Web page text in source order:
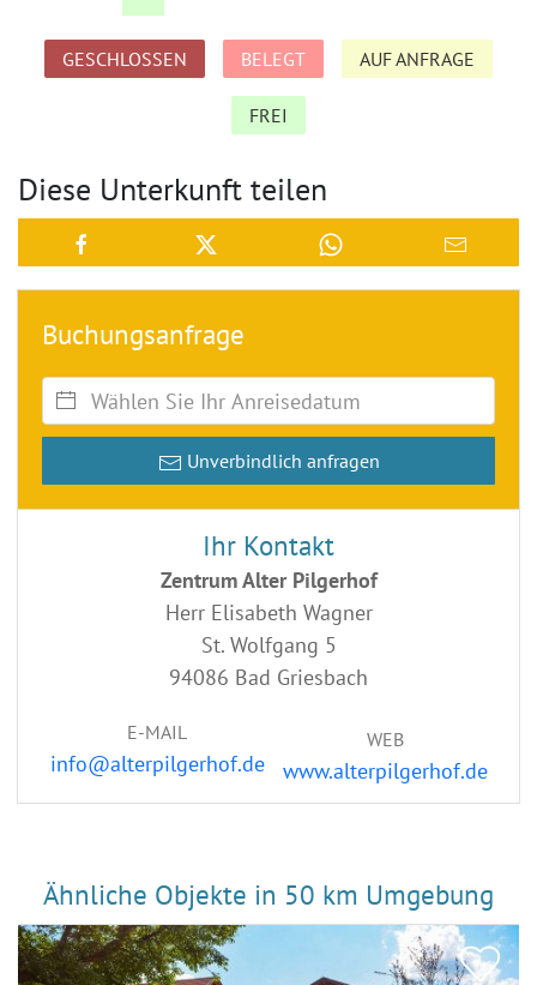
GESCHLOSSEN BELEGT AUF ANFRAGE
FREI
Diese Unterkunft teilen
Buchungsanfrage
Unverbindlich anfragen
Ihr Kontakt
Zentrum Alter Pilgerhof
Herr Elisabeth Wagner
St. Wolfgang 5
94086 Bad Griesbach
E-MAIL
info@alterpilgerhof.de
WEB
www.alterpilgerhof.de
Ähnliche Objekte in 50 km Umgebung